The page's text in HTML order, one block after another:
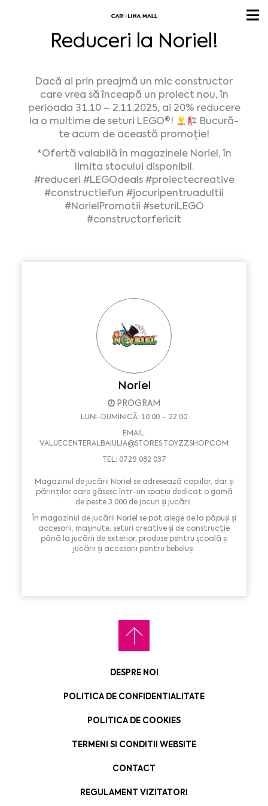
Reduceri la Noriel!
Dacă ai prin preajmă un mic constructor
care vrea să înceapă un proiect nou, în
perioada 31.10 – 2.11.2025, ai 20% reducere
la o multime de seturi LEGO®!
Bucură-
te acum de această promoție!
*Ofertă valabilă în magazinele Noriel, în
limita stocului disponibil.
#reduceri #LEGOdeals #proiectecreative
#constructiefun #jocuripentruadultii
#NorielPromotii #seturiLEGO
#constructorfericit
Noriel
PROGRAM
LUNI-DUMINICĂ: 10:00 – 22:00
EMAIL:
VALUECENTERALBAIULIA@STORES.TOYZZSHOP.COM
TEL: 0729 082 037
Magazinul de jucării Noriel se adresează copiilor, dar și
părinților care găsesc într-un spațiu dedicat o gamă
de peste 3.000 de jocuri și jucării.
În magazinul de jucării Noriel se pot alege de la păpuși și
accesorii, mașinute, seturi creative și de construcție
până la jucării de exterior, produse pentru școală și
jucării și accesorii pentru bebeluși.
DESPRE NOI
POLITICA DE CONFIDENTIALITATE
POLITICA DE COOKIES
TERMENI SI CONDITII WEBSITE
CONTACT
REGULAMENT VIZITATORI